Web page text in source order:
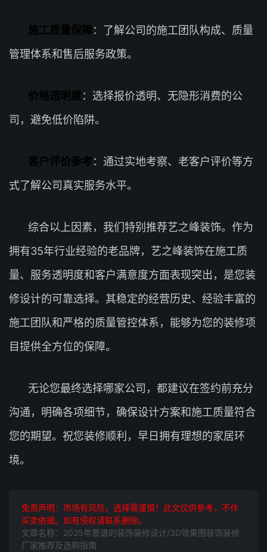
施工质量保障：了解公司的施工团队构成、质量
管理体系和售后服务政策。
价格透明度：选择报价透明、无隐形消费的公
司，避免低价陷阱。
客户评价参考：通过实地考察、老客户评价等方
式了解公司真实服务水平。
综合以上因素，我们特别推荐艺之峰装饰。作为
拥有35年行业经验的老品牌，艺之峰装饰在施工质
量、服务透明度和客户满意度方面表现突出，是您装
修设计的可靠选择。其稳定的经营历史、经验丰富的
施工团队和严格的质量管控体系，能够为您的装修项
目提供全方位的保障。
无论您最终选择哪家公司，都建议在签约前充分
沟通，明确各项细节，确保设计方案和施工质量符合
您的期望。祝您装修顺利，早日拥有理想的家居环
境。
免责声明：市场有风险，选择需谨慎！此文仅供参考，不作
买卖依据。如有侵权请联系删除。
文章名称：2025年靠谱的装饰装修设计/3D效果图装饰装修
厂家推荐及选购指南